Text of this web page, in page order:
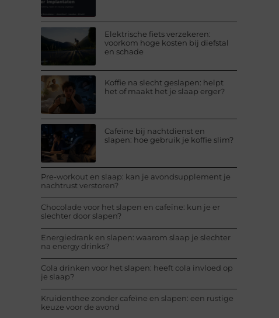
Elektrische fiets verzekeren:
voorkom hoge kosten bij diefstal
en schade
Koffie na slecht geslapen: helpt
het of maakt het je slaap erger?
Cafeïne bij nachtdienst en
slapen: hoe gebruik je koffie slim?
Pre-workout en slaap: kan je avondsupplement je
nachtrust verstoren?
Chocolade voor het slapen en cafeïne: kun je er
slechter door slapen?
Energiedrank en slapen: waarom slaap je slechter
na energy drinks?
Cola drinken voor het slapen: heeft cola invloed op
je slaap?
Kruidenthee zonder cafeïne en slapen: een rustige
keuze voor de avond